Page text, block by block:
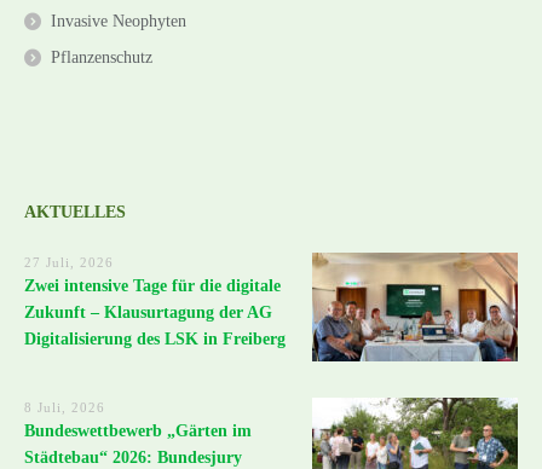
Invasive Neophyten
Pflanzenschutz
AKTUELLES
27 Juli, 2026
Zwei intensive Tage für die digitale
Zukunft – Klausurtagung der AG
Digitalisierung des LSK in Freiberg
8 Juli, 2026
Bundeswettbewerb „Gärten im
Städtebau“ 2026: Bundesjury